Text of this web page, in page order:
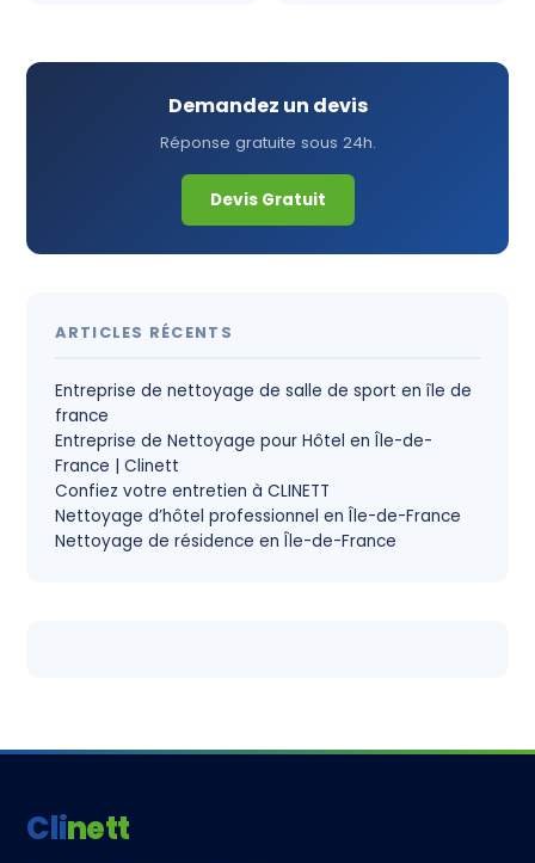
Demandez un devis
Réponse gratuite sous 24h.
Devis Gratuit
ARTICLES RÉCENTS
Entreprise de nettoyage de salle de sport en île de
france
Entreprise de Nettoyage pour Hôtel en Île-de-
France | Clinett
Confiez votre entretien à CLINETT
Nettoyage d’hôtel professionnel en Île-de-France
Nettoyage de résidence en Île-de-France
Clinett